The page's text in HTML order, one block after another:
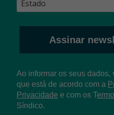
Assinar
Ao informar os seus dados,
que está de acordo com a
Privacidade e com os T
Síndico.